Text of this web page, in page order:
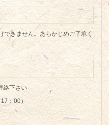
できません。あらかじめご了承く
絡下さい
：00）